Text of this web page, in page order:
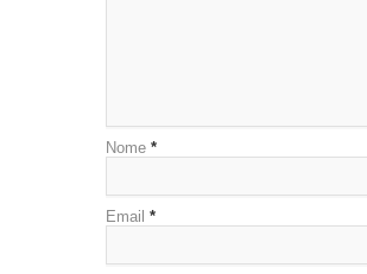
Nome *
Email *